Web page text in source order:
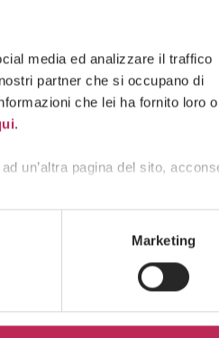
media ed analizzare il traffico
partner che si occupano di
che lei ha fornito loro
.
un’altra pagina del sito,
Marketing
News
15 · 05 · 2026
Concessioni
di LEXIA.
del “costo”
illegittime